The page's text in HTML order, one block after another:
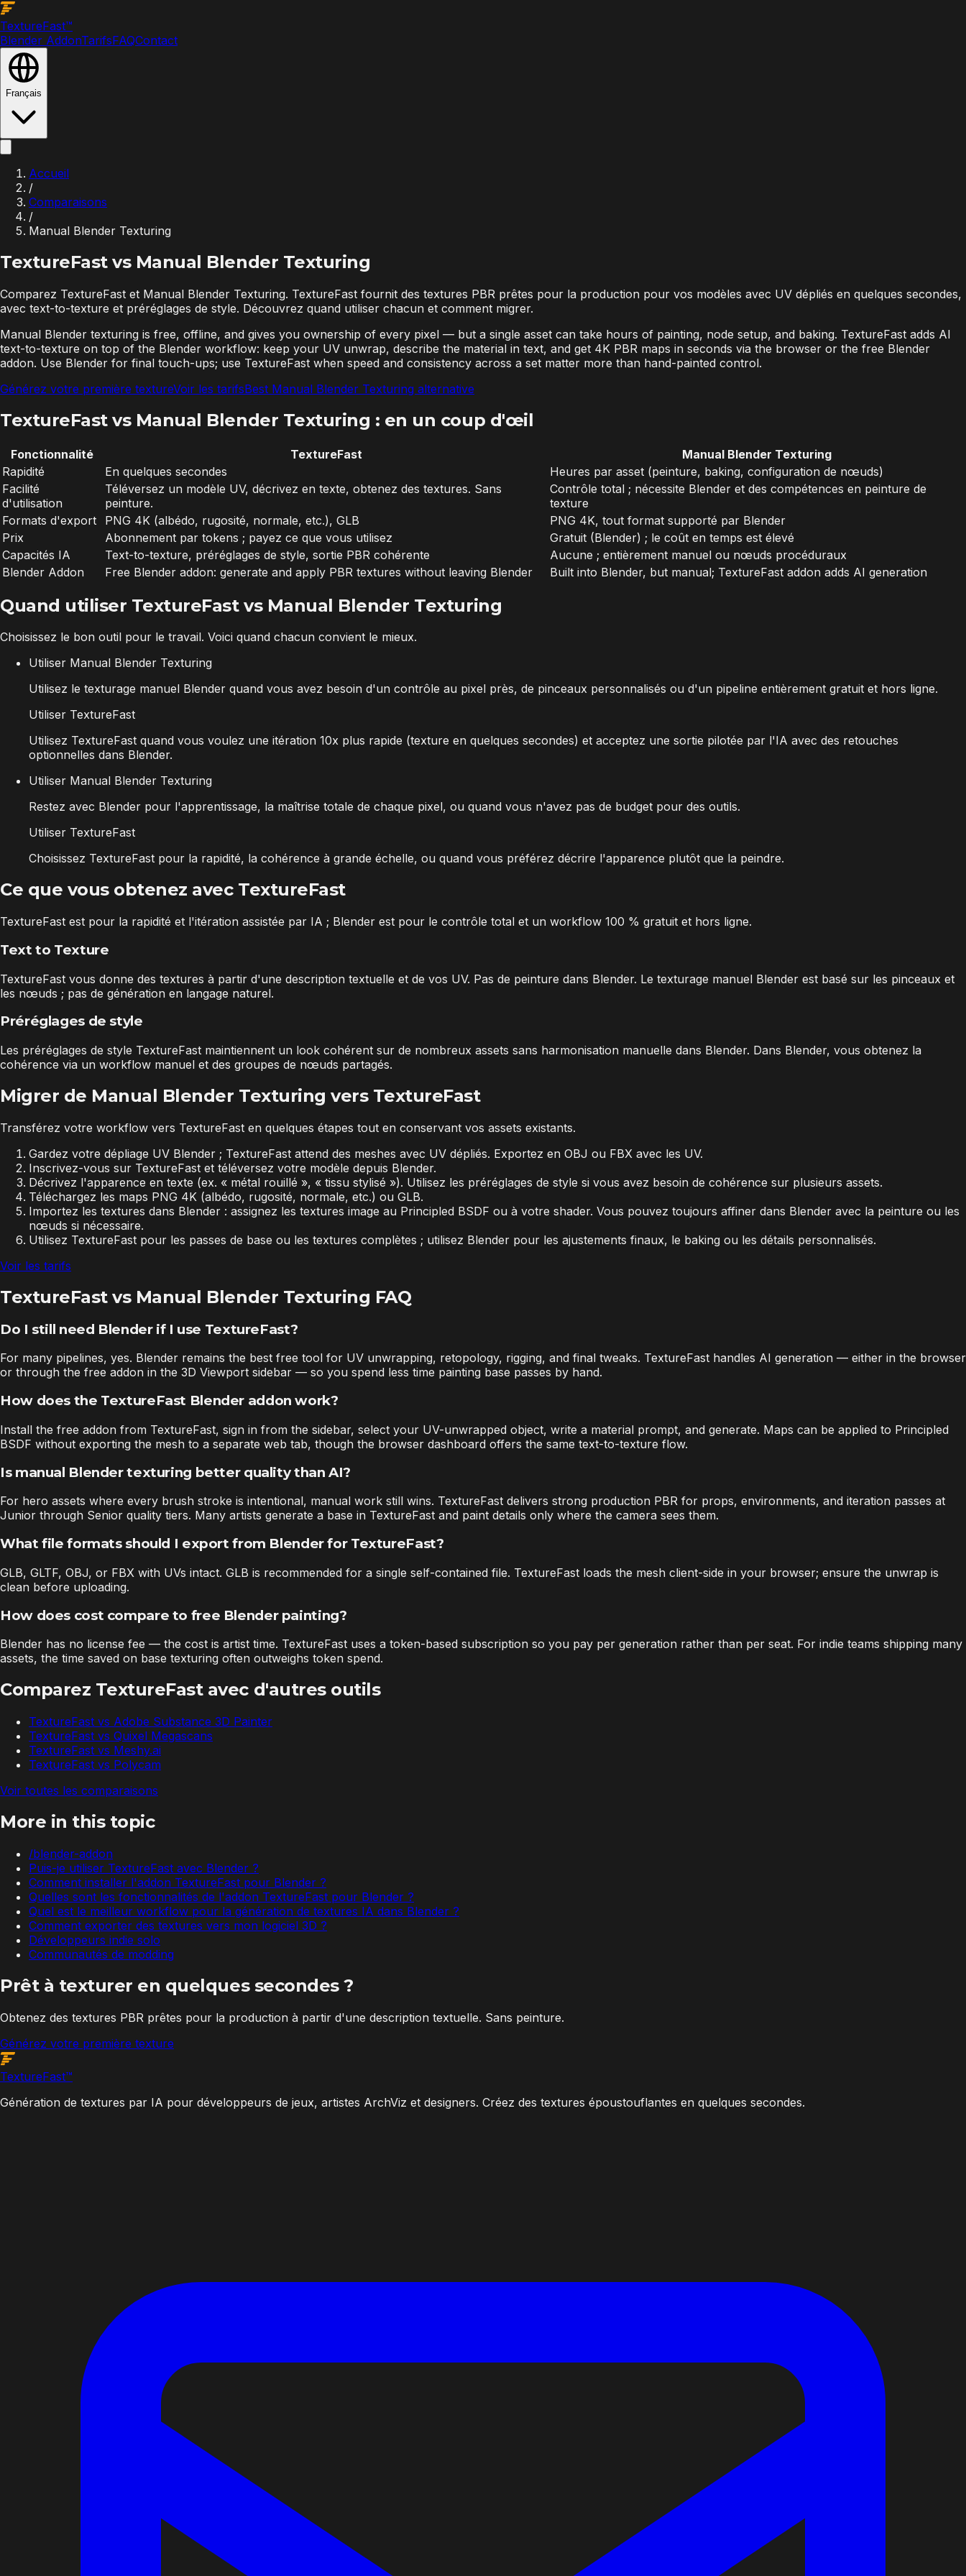
TextureFast™
Blender AddonTarifsFAQContact
Français
Accueil
/
Comparaisons
/
Manual Blender Texturing
TextureFast vs Manual Blender Texturing
Comparez TextureFast et Manual Blender Texturing. TextureFast fournit des textures PBR prêtes pour la production pour vos modèles avec UV dépliés en quelques secondes,
avec text-to-texture et préréglages de style. Découvrez quand utiliser chacun et comment migrer.
Manual Blender texturing is free, offline, and gives you ownership of every pixel — but a single asset can take hours of painting, node setup, and baking. TextureFast adds AI
text-to-texture on top of the Blender workflow: keep your UV unwrap, describe the material in text, and get 4K PBR maps in seconds via the browser or the free Blender
addon. Use Blender for final touch-ups; use TextureFast when speed and consistency across a set matter more than hand-painted control.
Générez votre première textureVoir les tarifsBest Manual Blender Texturing alternative
TextureFast vs Manual Blender Texturing : en un coup d'œil
Fonctionnalité TextureFast
Manual Blender Texturing
Rapidité
En quelques secondes
Heures par asset (peinture, baking, configuration de nœuds)
Facilité
d'utilisation
Téléversez un modèle UV, décrivez en texte, obtenez des textures. Sans
peinture.
Contrôle total ; nécessite Blender et des compétences en peinture de
texture
Formats d'export
PNG 4K (albédo, rugosité, normale, etc.), GLB
PNG 4K, tout format supporté par Blender
Prix
Abonnement par tokens ; payez ce que vous utilisez
Gratuit (Blender) ; le coût en temps est élevé
Capacités IA
Text-to-texture, préréglages de style, sortie PBR cohérente
Aucune ; entièrement manuel ou nœuds procéduraux
Blender Addon
Free Blender addon: generate and apply PBR textures without leaving Blender Built into Blender, but manual; TextureFast addon adds AI generation
Quand utiliser TextureFast vs Manual Blender Texturing
Choisissez le bon outil pour le travail. Voici quand chacun convient le mieux.
Utiliser Manual Blender Texturing
Utilisez le texturage manuel Blender quand vous avez besoin d'un contrôle au pixel près, de pinceaux personnalisés ou d'un pipeline entièrement gratuit et hors ligne.
Utiliser TextureFast
Utilisez TextureFast quand vous voulez une itération 10x plus rapide (texture en quelques secondes) et acceptez une sortie pilotée par l'IA avec des retouches
optionnelles dans Blender.
Utiliser Manual Blender Texturing
Restez avec Blender pour l'apprentissage, la maîtrise totale de chaque pixel, ou quand vous n'avez pas de budget pour des outils.
Utiliser TextureFast
Choisissez TextureFast pour la rapidité, la cohérence à grande échelle, ou quand vous préférez décrire l'apparence plutôt que la peindre.
Ce que vous obtenez avec TextureFast
TextureFast est pour la rapidité et l'itération assistée par IA ; Blender est pour le contrôle total et un workflow 100 % gratuit et hors ligne.
Text to Texture
TextureFast vous donne des textures à partir d'une description textuelle et de vos UV. Pas de peinture dans Blender. Le texturage manuel Blender est basé sur les pinceaux et
les nœuds ; pas de génération en langage naturel.
Préréglages de style
Les préréglages de style TextureFast maintiennent un look cohérent sur de nombreux assets sans harmonisation manuelle dans Blender. Dans Blender, vous obtenez la
cohérence via un workflow manuel et des groupes de nœuds partagés.
Migrer de Manual Blender Texturing vers TextureFast
Transférez votre workflow vers TextureFast en quelques étapes tout en conservant vos assets existants.
Gardez votre dépliage UV Blender ; TextureFast attend des meshes avec UV dépliés. Exportez en OBJ ou FBX avec les UV.
Inscrivez-vous sur TextureFast et téléversez votre modèle depuis Blender.
Décrivez l'apparence en texte (ex. « métal rouillé », « tissu stylisé »). Utilisez les préréglages de style si vous avez besoin de cohérence sur plusieurs assets.
Téléchargez les maps PNG 4K (albédo, rugosité, normale, etc.) ou GLB.
Importez les textures dans Blender : assignez les textures image au Principled BSDF ou à votre shader. Vous pouvez toujours affiner dans Blender avec la peinture ou les
nœuds si nécessaire.
Utilisez TextureFast pour les passes de base ou les textures complètes ; utilisez Blender pour les ajustements finaux, le baking ou les détails personnalisés.
Voir les tarifs
TextureFast vs Manual Blender Texturing FAQ
Do I still need Blender if I use TextureFast?
For many pipelines, yes. Blender remains the best free tool for UV unwrapping, retopology, rigging, and final tweaks. TextureFast handles AI generation — either in the browser
or through the free addon in the 3D Viewport sidebar — so you spend less time painting base passes by hand.
How does the TextureFast Blender addon work?
Install the free addon from TextureFast, sign in from the sidebar, select your UV-unwrapped object, write a material prompt, and generate. Maps can be applied to Principled
BSDF without exporting the mesh to a separate web tab, though the browser dashboard offers the same text-to-texture flow.
Is manual Blender texturing better quality than AI?
For hero assets where every brush stroke is intentional, manual work still wins. TextureFast delivers strong production PBR for props, environments, and iteration passes at
Junior through Senior quality tiers. Many artists generate a base in TextureFast and paint details only where the camera sees them.
What file formats should I export from Blender for TextureFast?
GLB, GLTF, OBJ, or FBX with UVs intact. GLB is recommended for a single self-contained file. TextureFast loads the mesh client-side in your browser; ensure the unwrap is
clean before uploading.
How does cost compare to free Blender painting?
Blender has no license fee — the cost is artist time. TextureFast uses a token-based subscription so you pay per generation rather than per seat. For indie teams shipping many
assets, the time saved on base texturing often outweighs token spend.
Comparez TextureFast avec d'autres outils
TextureFast vs Adobe Substance 3D Painter
TextureFast vs Quixel Megascans
TextureFast vs Meshy.ai
TextureFast vs Polycam
Voir toutes les comparaisons
More in this topic
/blender-addon
Puis-je utiliser TextureFast avec Blender ?
Comment installer l'addon TextureFast pour Blender ?
Quelles sont les fonctionnalités de l'addon TextureFast pour Blender ?
Quel est le meilleur workflow pour la génération de textures IA dans Blender ?
Comment exporter des textures vers mon logiciel 3D ?
Développeurs indie solo
Communautés de modding
Prêt à texturer en quelques secondes ?
Obtenez des textures PBR prêtes pour la production à partir d'une description textuelle. Sans peinture.
Générez votre première texture
TextureFast™
Génération de textures par IA pour développeurs de jeux, artistes ArchViz et designers. Créez des textures époustouflantes en quelques secondes.